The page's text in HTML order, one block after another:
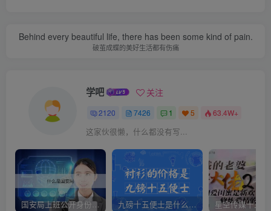
Behind every beautiful life, there has been some kind of pain.
破茧成蝶的美好生活都有伤痛
学吧 关注
2120 7426 1 5 63.4W+
这家伙很懒，什么都没有写...
国安局上班公开身份是什么（国安身份对家人保密吗） 九磅十五便士是什么意思（九磅十五便士是什么梗）